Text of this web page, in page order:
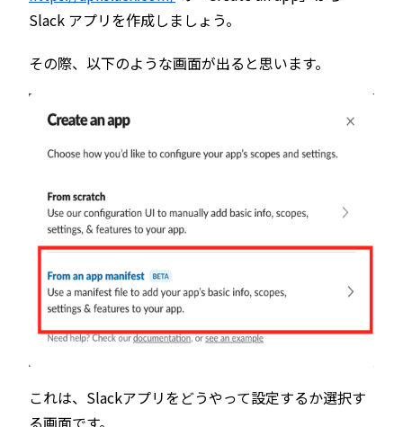
Slack アプリを作成しましょう。
その際、以下のような画面が出ると思います。
これは、Slackアプリをどうやって設定するか選択す
る画面です。